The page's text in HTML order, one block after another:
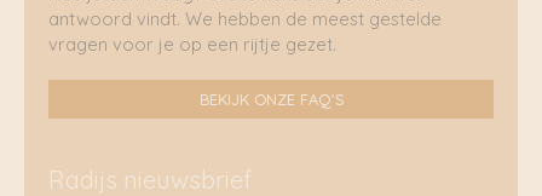
antwoord vindt. We hebben de meest gestelde
vragen voor je op een rijtje gezet.
BEKIJK ONZE FAQ'S
Radijs nieuwsbrief